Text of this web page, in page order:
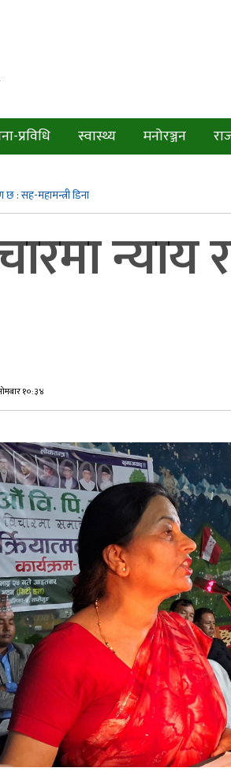
प्रविधि स्वास्थ्य मनोरञ्जन
छ : सह-महामन्त्री डिना
१०:३४